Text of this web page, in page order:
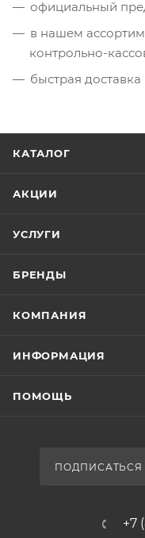
официальный
в нашем
контрольно-
быстрая
КАТАЛОГ
АКЦИИ
УСЛУГИ
БРЕНДЫ
КОМПАНИЯ
ИНФОРМАЦИЯ
ПОМОЩЬ
ПОДПИСАТЬСЯ
+7